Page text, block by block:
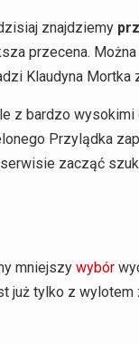
znajdziemy
przecena.
Klaudyna Mortka
z bardzo
Przylądka
zacząć
mniejszy wybór
już tylko z wylotem